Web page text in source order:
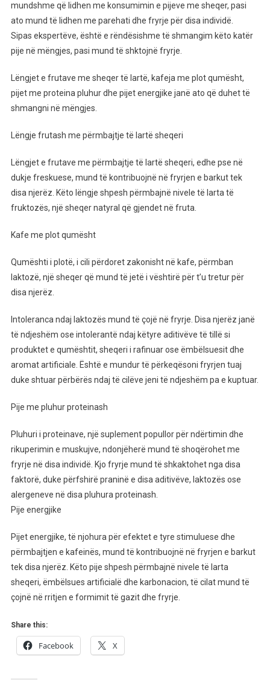
mundshme që lidhen me konsumimin e pijeve me sheqer, pasi
ato mund të lidhen me parehati dhe fryrje për disa individë.
Sipas ekspertëve, është e rëndësishme të shmangim këto katër
pije në mëngjes, pasi mund të shktojnë fryrje.
Lëngjet e frutave me sheqer të lartë, kafeja me plot qumësht,
pijet me proteina pluhur dhe pijet energjike janë ato që duhet të
shmangni në mëngjes.
Lëngje frutash me përmbajtje të lartë sheqeri
Lëngjet e frutave me përmbajtje të lartë sheqeri, edhe pse në
dukje freskuese, mund të kontribuojnë në fryrjen e barkut tek
disa njerëz. Këto lëngje shpesh përmbajnë nivele të larta të
fruktozës, një sheqer natyral që gjendet në fruta.
Kafe me plot qumësht
Qumështi i plotë, i cili përdoret zakonisht në kafe, përmban
laktozë, një sheqer që mund të jetë i vështirë për t’u tretur për
disa njerëz.
Intoleranca ndaj laktozës mund të çojë në fryrje. Disa njerëz janë
të ndjeshëm ose intolerantë ndaj këtyre aditivëve të tillë si
produktet e qumështit, sheqeri i rafinuar ose ëmbëlsuesit dhe
aromat artificiale. Është e mundur të përkeqësoni fryrjen tuaj
duke shtuar përbërës ndaj të cilëve jeni të ndjeshëm pa e kuptuar.
Pije me pluhur proteinash
Pluhuri i proteinave, një suplement popullor për ndërtimin dhe
rikuperimin e muskujve, ndonjëherë mund të shoqërohet me
fryrje në disa individë. Kjo fryrje mund të shkaktohet nga disa
faktorë, duke përfshirë praninë e disa aditivëve, laktozës ose
alergeneve në disa pluhura proteinash.
Pije energjike
Pijet energjike, të njohura për efektet e tyre stimuluese dhe
përmbajtjen e kafeinës, mund të kontribuojnë në fryrjen e barkut
tek disa njerëz. Këto pije shpesh përmbajnë nivele të larta
sheqeri, ëmbëlsues artificialë dhe karbonacion, të cilat mund të
çojnë në rritjen e formimit të gazit dhe fryrje.
Share this:
Facebook X